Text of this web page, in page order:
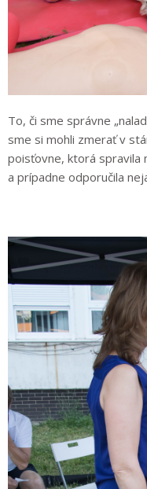
To, či sme správne
sme si mohli zmerať v
poisťovne, ktorá spravila
a prípadne odporučila